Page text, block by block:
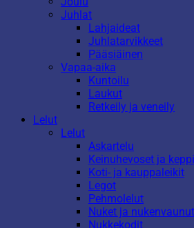
Juhlat
Lahjaideat
Juhlatarvikkeet
Pääsiäinen
Vapaa-aika
Kuntoilu
Laukut
Retkeily ja veneily
Lelut
Lelut
Askartelu
Keinuhevoset ja
Koti- ja kauppaleikit
Legot
Pehmolelut
Nuket ja nukenvaunut
Nukkekodit